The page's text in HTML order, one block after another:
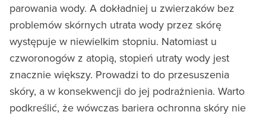
parowania wody. A dokładniej u zwierzaków bez
problemów skórnych utrata wody przez skórę
występuje w niewielkim stopniu. Natomiast u
czworonogów z atopią, stopień utraty wody jest
znacznie większy. Prowadzi to do przesuszenia
skóry, a w konsekwencji do jej podrażnienia. Warto
podkreślić, że wówczas bariera ochronna skóry nie